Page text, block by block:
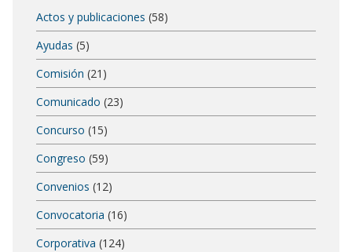
Actos y publicaciones (58)
Ayudas (5)
Comisión (21)
Comunicado (23)
Concurso (15)
Congreso (59)
Convenios (12)
Convocatoria (16)
Corporativa (124)